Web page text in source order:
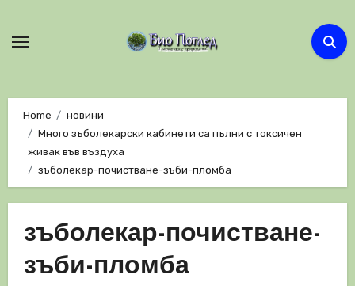
Home
новини
Много зъболекарски кабинети са пълни с токсичен
живак във въздуха
зъболекар-почистване-зъби-пломба
зъболекар-почистване-
зъби-пломба